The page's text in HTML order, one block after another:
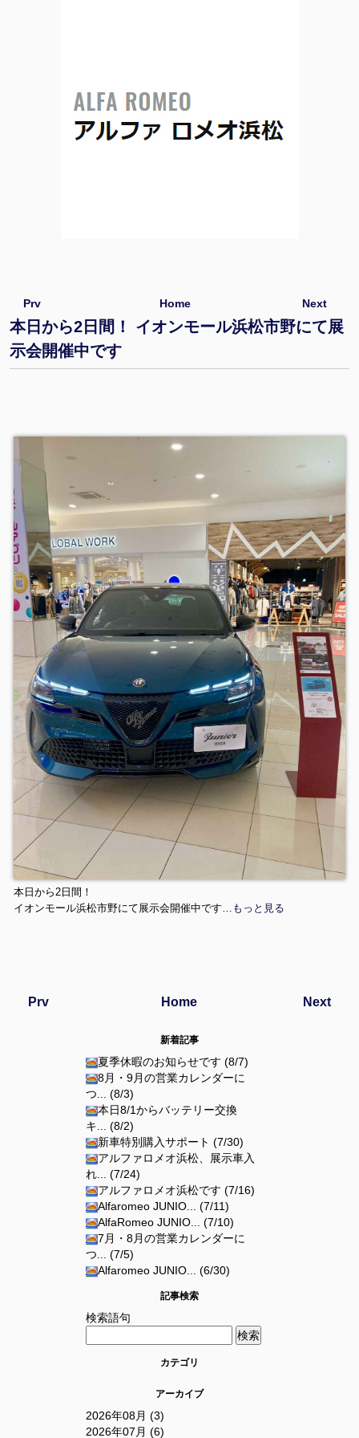
新着記事
夏季休暇のお知らせです (8/7)
8月・9月の営業カレンダーに
つ... (8/3)
本日8/1からバッテリー交換
キ... (8/2)
新車特別購入サポート (7/30)
アルファロメオ浜松、展示車入
れ... (7/24)
アルファロメオ浜松です (7/16)
Alfaromeo JUNIO... (7/11)
AlfaRomeo JUNIO... (7/10)
7月・8月の営業カレンダーに
つ... (7/5)
Alfaromeo JUNIO... (6/30)
記事検索
検索語句
カテゴリ
アーカイブ
2026年08月 (3)
2026年07月 (6)
Next
Prv Home
本日から2日間！ イオンモール浜松市野にて展
示会開催中です
本日から2日間！
イオンモール浜松市野にて展示会開催中です…もっと見る
Prv Next
Home